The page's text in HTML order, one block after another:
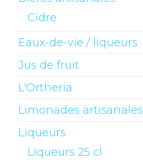
Cidre
Eaux-de-vie / liqueurs
Jus de fruit
L'Ortheria
Limonades artisanales
Liqueurs
Liqueurs 25 cl